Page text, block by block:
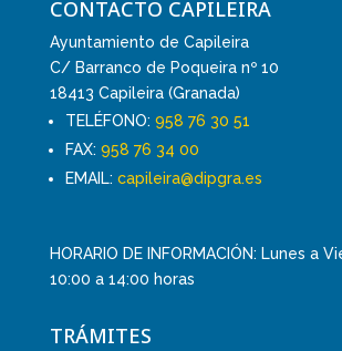
CONTACTO CAPILEIRA
Ayuntamiento de Capileira
C/ Barranco de Poqueira nº 10
18413 Capileira (Granada)
TELÉFONO: 958 76 30 51
FAX: 958 76 34 00
EMAIL: capileira@dipgra.es
HORARIO DE INFORMACIÓN: Lunes a
10:00 a 14:00 horas
TRÁMITES